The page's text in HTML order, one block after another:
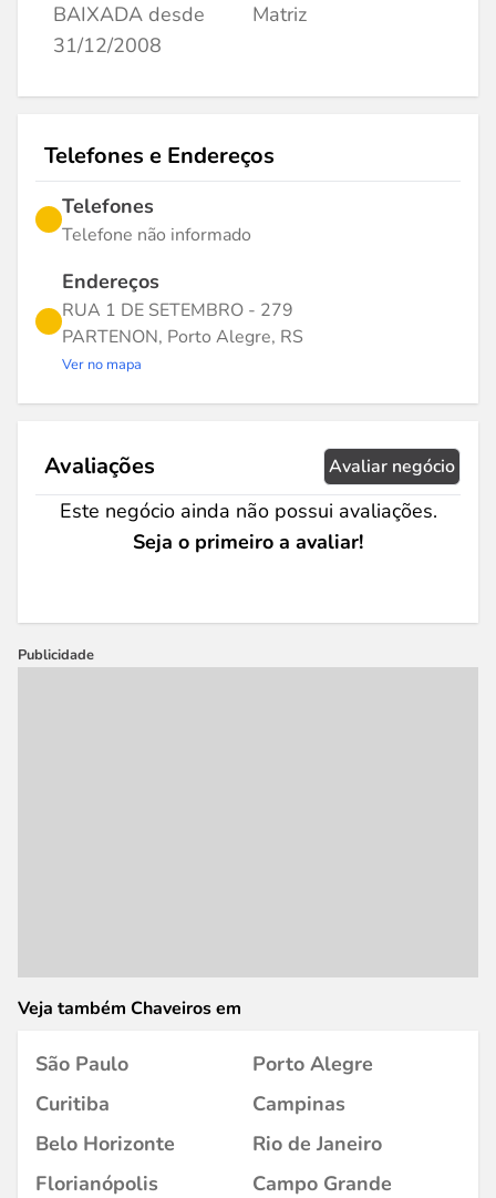
BAIXADA desde
31/12/2008
Matriz
Telefones e Endereços
Telefones
Telefone não informado
Endereços
RUA 1 DE SETEMBRO - 279
PARTENON, Porto Alegre, RS
Ver no mapa
Avaliações Avaliar negócio
Este negócio ainda não possui avaliações.
Seja o primeiro a avaliar!
Publicidade
Veja também Chaveiros em
São Paulo
Porto Alegre
Curitiba
Campinas
Belo Horizonte
Rio de Janeiro
Florianópolis
Campo Grande